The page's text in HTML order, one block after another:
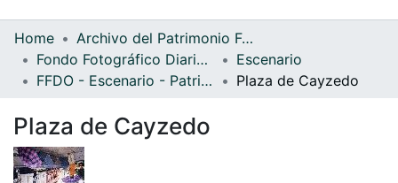
Statistics
Home
Archivo del Patrimonio Fotográfico y Fílmico del Valle del Cauca
Fondo Fotográfico Diario Occidente
Escenario
FFDO - Escenario - Patrimonial
Plaza de Cayzedo
Plaza de Cayzedo